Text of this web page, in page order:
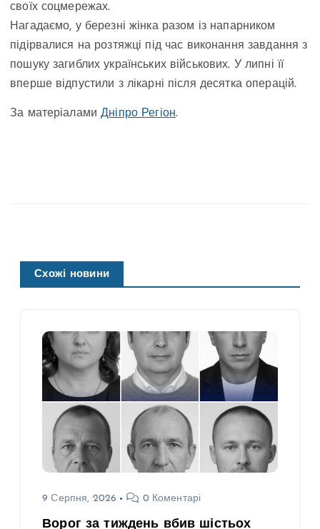
своїх соцмережах.
Нагадаємо, у березні жінка разом із напарником
підірвалися на розтяжці під час виконання завдання з
пошуку загиблих українських військових. У липні її
вперше відпустили з лікарні після десятка операцій.
За матеріаламиДніпро Регіон.
Схожі новини
9 Серпня, 2026 0 Коментарі
Ворог за тиждень вбив шістьох